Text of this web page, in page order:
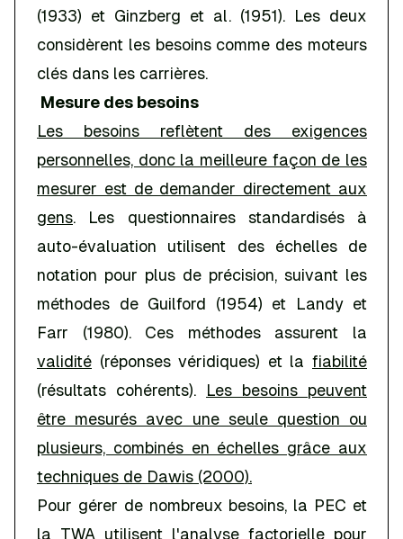
(1933) et Ginzberg et al. (1951). Les deux
considèrent les besoins comme des moteurs
clés dans les carrières.
Mesure des besoins
Les besoins reflètent des exigences
personnelles, donc la meilleure façon de les
mesurer est de demander directement aux
gens. Les questionnaires standardisés à
auto-évaluation utilisent des échelles de
notation pour plus de précision, suivant les
méthodes de Guilford (1954) et Landy et
Farr (1980). Ces méthodes assurent la
validité (réponses véridiques) et la fiabilité
(résultats cohérents). Les besoins peuvent
être mesurés avec une seule question ou
plusieurs, combinés en échelles grâce aux
techniques de Dawis (2000).
Pour gérer de nombreux besoins, la PEC et
la TWA utilisent l'analyse factorielle pour